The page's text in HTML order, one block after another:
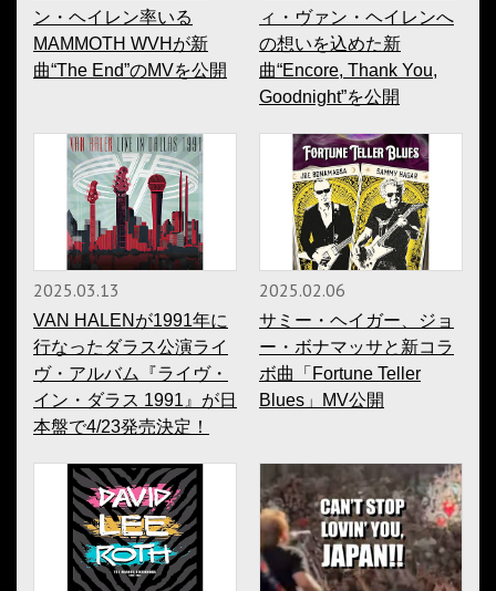
ン・ヘイレン率いる
MAMMOTH WVHが新
曲“The End”のMVを公開
ィ・ヴァン・ヘイレンへ
の想いを込めた新
曲“Encore, Thank You,
Goodnight”を公開
2025.03.13
VAN HALENが1991年に
行なったダラス公演ライ
ヴ・アルバム『ライヴ・
イン・ダラス 1991』が日
本盤で4/23発売決定！
2025.02.06
サミー・ヘイガー、ジョ
ー・ボナマッサと新コラ
ボ曲「Fortune Teller
Blues」MV公開